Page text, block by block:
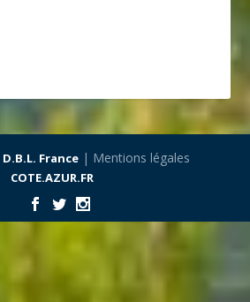
D.B.L. France| Mentions légales
COTE.AZUR.FR